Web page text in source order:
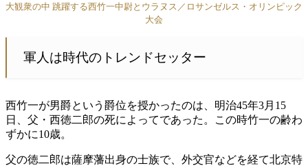
大観衆の中 跳躍する西竹一中尉とウラヌス／ロサンゼルス・オリンピック
大会
軍人は時代のトレンドセッター
西竹一が男爵という爵位を授かったのは、明治45年3月15
日、父・西徳二郎の死によってであった。この時竹一の齢わ
ずかに10歳。
父の徳二郎は薩摩藩出身の士族で、外交官などを経て北京特